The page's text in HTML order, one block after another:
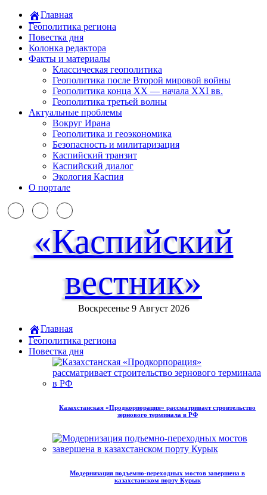
Главная
Геополитика региона
Повестка дня
Колонка редактора
Факты и материалы
Классическая геополитика
Геополитика после Второй мировой войны
Геополитика конца XX — начала XXI вв.
Геополитика третьей волны
Актуальные проблемы
Вокруг Ирана
Геополитика и геоэкономика
Безопасность и милитаризация
Каспийский транзит
Каспийский диалог
Экология Каспия
О портале
«Каспийский
вестник»
Воскресенье 9 Август 2026
Главная
Геополитика региона
Повестка дня
Казахстанская «Продкорпорация» рассматривает строительство
зернового терминала в РФ
Модернизация подъемно-переходных мостов завершена в
казахстанском порту Курык